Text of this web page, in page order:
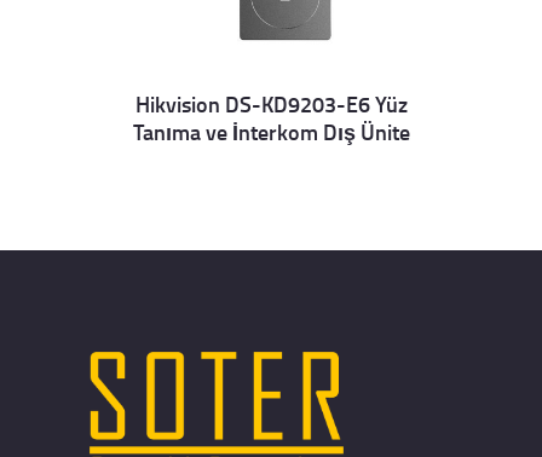
Details
Hikvision DS-KD9203-E6 Yüz
Tanıma ve İnterkom Dış Ünite